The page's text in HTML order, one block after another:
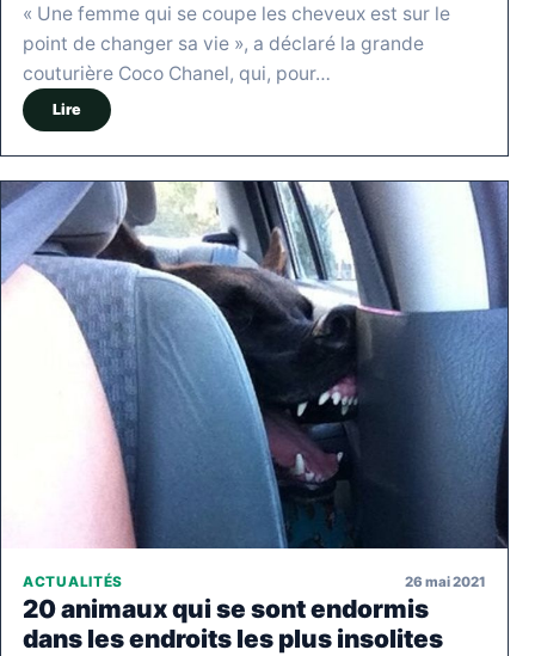
« Une femme qui se coupe les cheveux est sur le
point de changer sa vie », a déclaré la grande
couturière Coco Chanel, qui, pour…
Lire
ACTUALITÉS 26 mai 2021
20 animaux qui se sont endormis
dans les endroits les plus insolites